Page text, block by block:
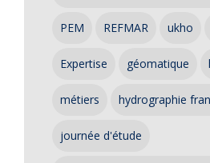
PEM REFMAR ukho
Expertise géomatique
métiers hydrographie
journée d'étude